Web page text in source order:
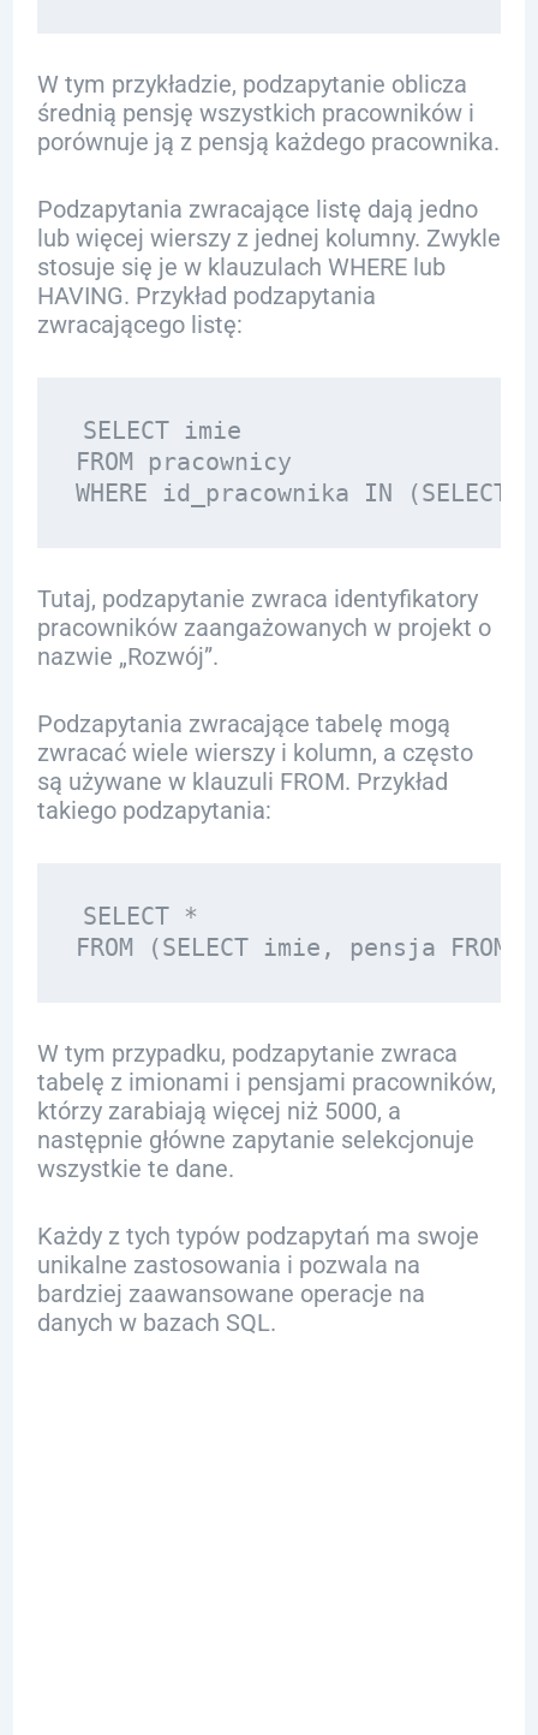
W tym przykładzie, podzapytanie oblicza
średnią pensję wszystkich pracowników i
porównuje ją z pensją każdego pracownika.
Podzapytania zwracające listę dają jedno
lub więcej wierszy z jednej kolumny. Zwykle
stosuje się je w klauzulach WHERE lub
HAVING. Przykład podzapytania
zwracającego listę:
SELECT imie
FROM pracownicy
Tutaj, podzapytanie zwraca identyfikatory
pracowników zaangażowanych w projekt o
nazwie „Rozwój”.
Podzapytania zwracające tabelę mogą
zwracać wiele wierszy i kolumn, a często
są używane w klauzuli FROM. Przykład
takiego podzapytania:
SELECT *
W tym przypadku, podzapytanie zwraca
tabelę z imionami i pensjami pracowników,
którzy zarabiają więcej niż 5000, a
następnie główne zapytanie selekcjonuje
wszystkie te dane.
Każdy z tych typów podzapytań ma swoje
unikalne zastosowania i pozwala na
bardziej zaawansowane operacje na
danych w bazach SQL.